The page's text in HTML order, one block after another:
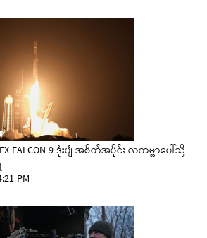
FALCON 9 ဒုံးပျံ အစိတ်အပိုင်း လကမ္ဘာပေါ်သို့
PM